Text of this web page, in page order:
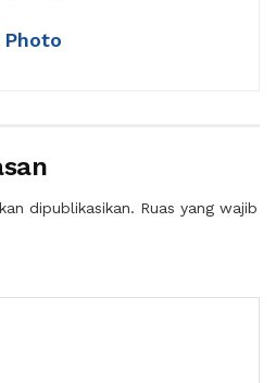
Photo
dipublikasikan. Ruas yang wajib